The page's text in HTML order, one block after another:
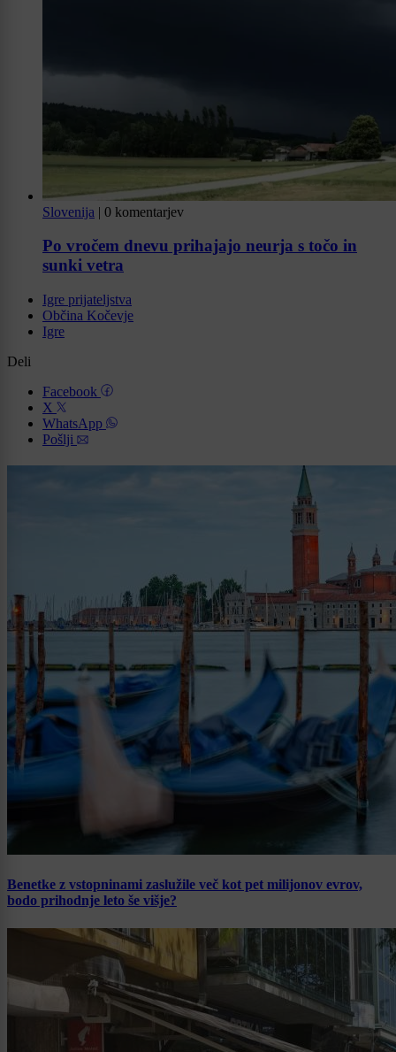
Slovenija | 0 komentarjev
Po vročem dnevu prihajajo neurja s točo in
sunki vetra
Igre prijateljstva
Občina Kočevje
Igre
Deli
Facebook
X
WhatsApp
Pošlji
Benetke z vstopninami zaslužile več kot pet milijonov evrov,
bodo prihodnje leto še višje?